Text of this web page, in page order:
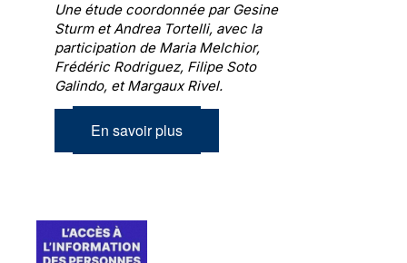
Une étude coordonnée par Gesine
Sturm et Andrea Tortelli, avec la
participation de Maria Melchior,
Frédéric Rodriguez, Filipe Soto
Galindo, et Margaux Rivel.
En savoir plus